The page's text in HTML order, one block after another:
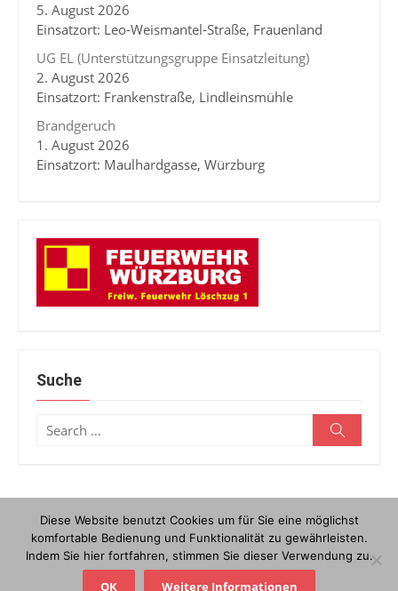
5. August 2026
Einsatzort: Leo-Weismantel-Straße, Frauenland
UG EL (Unterstützungsgruppe Einsatzleitung)
2. August 2026
Einsatzort: Frankenstraße, Lindleinsmühle
Brandgeruch
1. August 2026
Einsatzort: Maulhardgasse, Würzburg
Suche
Search
© 2026 Löschzug 1/ Powered by WordPress / Theme by Design
Lab
Anfahrt Datenschutzerklärung Impressum
Diese Website benutzt Cookies um für Sie eine möglichst
komfortable Bedienung und Funktionalität zu gewährleisten.
Indem Sie hier fortfahren, stimmen Sie dieser Verwendung zu.
OK Weitere Informationen